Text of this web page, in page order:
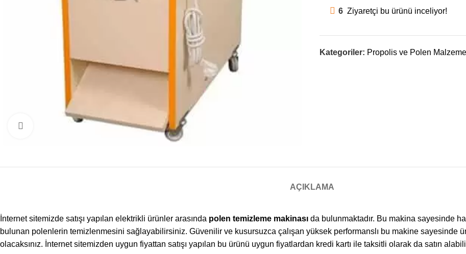
Büyütmek için tıklayın
6 Ziyaretçi bu ürünü inceliyor!
Kategoriler: Propolis ve Polen
AÇIKLAMA
İnternet sitemizde satışı yapılan elektrikli ürünler arasında polen temizleme makinası da bulunmaktadır. Bu makina sayesinde
bulunan polenlerin temizlenmesini sağlayabilirsiniz. Güvenilir ve kusursuzca çalışan yüksek performanslı bu makine sayesinde
olacaksınız. İnternet sitemizden uygun fiyattan satışı yapılan bu ürünü uygun fiyatlardan kredi kartı ile taksitli olarak da satın